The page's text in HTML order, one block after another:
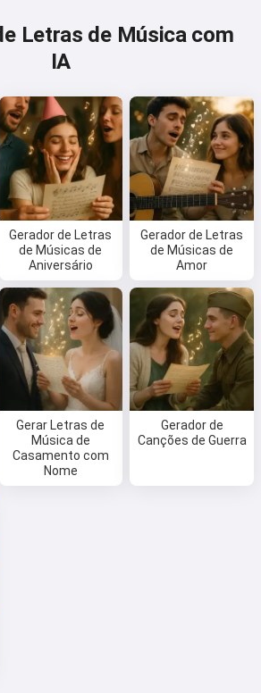
Letras de Música com
IA
Gerador de Letras
de Músicas de
Aniversário
Gerador de Letras
de Músicas de
Amor
Gerar Letras de
Música de
Casamento com
Nome
Gerador de
Canções de Guerra